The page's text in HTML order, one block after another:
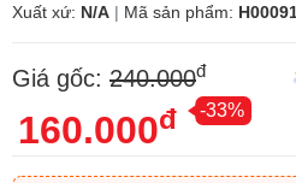
Xuất xứ: N/A | Mã sản phẩm:
Giá gốc: 240.000đ
160.000đ -33%